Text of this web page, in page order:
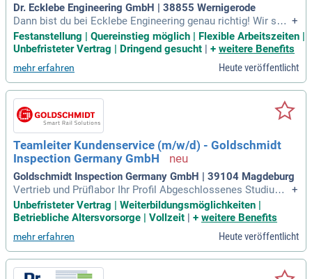
Dr. Ecklebe Engineering GmbH | 38855 Wernigerode
Dann bist du bei Ecklebe Engineering genau richtig! Wir suc
hen engagierte Ingenieure, Techniker, Meister sowie qualifizi
erte Fachkräfte und motivierte Quereinsteiger, die gemeinsa
m mit uns innovative Projekte realisieren.
+
Festanstellung | Quereinstieg möglich | Flexible Arbeitszeiten |
Unbefristeter Vertrag | Dringend gesucht | + weitere Benefits
mehr erfahren Heute veröffentlicht
Teamleiter Kundenservice (m/w/d) - Goldschmidt
Inspection Germany GmbH
Goldschmidt Inspection Germany GmbH | 39104 Magdeburg
Vertrieb und Prüflabor Ihr Profil Abgeschlossenes Studium i
m Bereich Ingenieurwesen (Mechatronik, Elektrotechnik, Ma
schinenbau) oder vergleichbare technische Ausbildung mit
entsprechender Berufserfahrung Mehrjährige Erfahrung im t
echnischen Service
+
Unbefristeter Vertrag | Weiterbildungsmöglichkeiten |
Betriebliche Altersvorsorge | Vollzeit | + weitere Benefits
mehr erfahren Heute veröffentlicht